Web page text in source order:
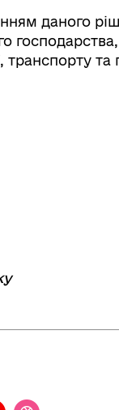
даного
транспорту